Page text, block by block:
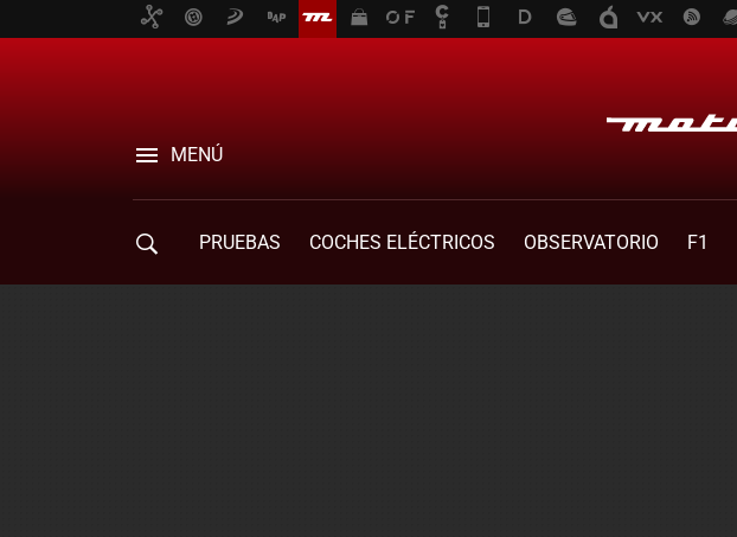
MENÚ
PRUEBAS COCHES ELÉCTRICOS OBSERVATORIO F1